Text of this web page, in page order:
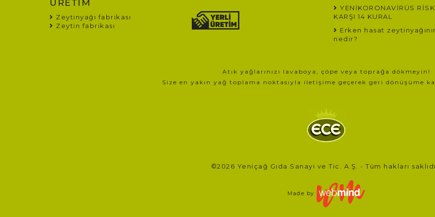
ÜRETİM
Zeytinyağı fabrikası
Zeytin fabrikası
YENİKORONAVİRÜS
KARŞI 14 KURAL
Erken hasat
nedir?
Atık yağlarınızı lavaboya, çöpe veya toprağa dökmeyin!
Size en yakın yağ toplama noktasıyla iletişime geçerek geri dönüşüme
©2026 Yeniçağ Gıda Sanayi ve Tic. A.Ş. - Tüm hakları
Made by